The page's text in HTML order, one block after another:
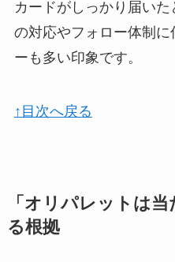
カードがしっかり届い
の対応やフォロー体制
ーも多い印象です。
↑目次へ戻る
「オリパレットは
る根拠